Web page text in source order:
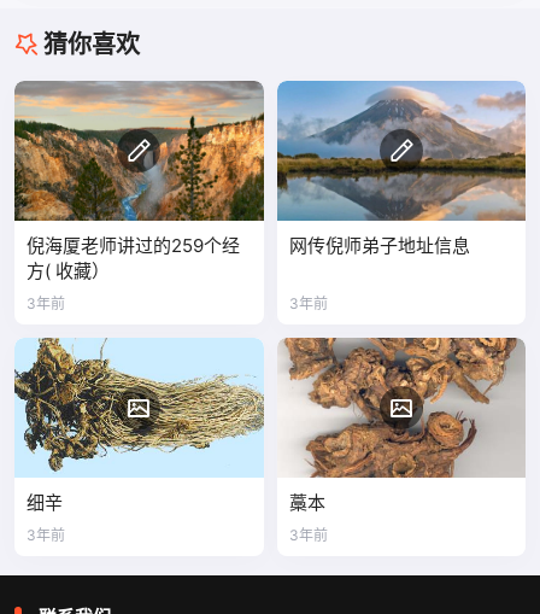
猜你喜欢
倪海厦老师讲过的259个经
方( 收藏）
3年前
网传倪师弟子地址信息
3年前
细辛
3年前
藁本
3年前